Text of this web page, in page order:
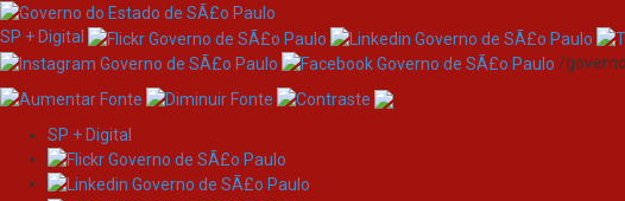
SP + Digital
/
SP + Digital